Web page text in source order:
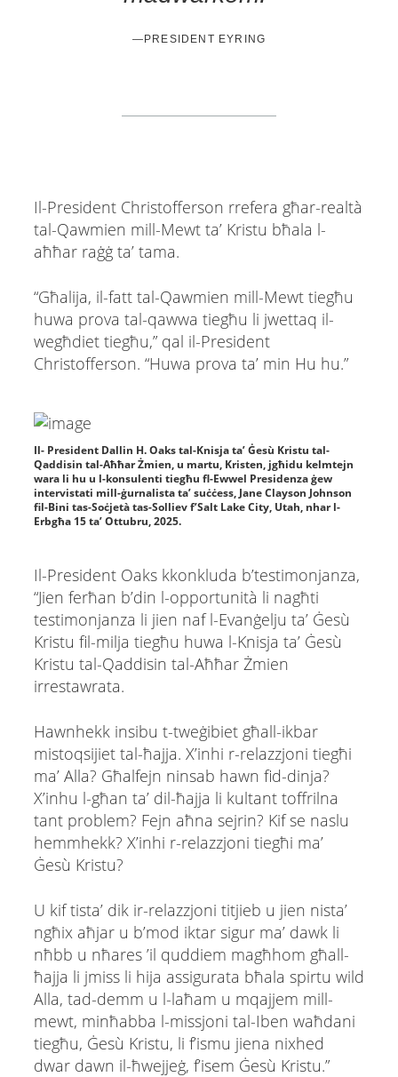
—PRESIDENT EYRING
Il-President Christofferson rrefera għar-realtà
tal-Qawmien mill-Mewt ta’ Kristu bħala l-
aħħar raġġ ta’ tama.
“Għalija, il-fatt tal-Qawmien mill-Mewt tiegħu
huwa prova tal-qawwa tiegħu li jwettaq il-
wegħdiet tiegħu,” qal il-President
Christofferson. “Huwa prova ta’ min Hu hu.”
Il- President Dallin H. Oaks tal-Knisja ta’ Ġesù Kristu tal-
Qaddisin tal-Aħħar Żmien, u martu, Kristen, jgħidu kelmtejn
wara li hu u l-konsulenti tiegħu fl-Ewwel Presidenza ġew
intervistati mill-ġurnalista ta’ suċċess, Jane Clayson Johnson
fil-Bini tas-Soċjetà tas-Solliev f’Salt Lake City, Utah, nhar l-
Erbgħa 15 ta’ Ottubru, 2025.
Il-President Oaks kkonkluda b’testimonjanza,
“Jien ferħan b’din l-opportunità li nagħti
testimonjanza li jien naf l-Evanġelju ta’ Ġesù
Kristu fil-milja tiegħu huwa l-Knisja ta’ Ġesù
Kristu tal-Qaddisin tal-Aħħar Żmien
irrestawrata.
Hawnhekk insibu t-tweġibiet għall-ikbar
mistoqsijiet tal-ħajja. X’inhi r-relazzjoni tiegħi
ma’ Alla? Għalfejn ninsab hawn fid-dinja?
X’inhu l-għan ta’ dil-ħajja li kultant toffrilna
tant problem? Fejn aħna sejrin? Kif se naslu
hemmhekk? X’inhi r-relazzjoni tiegħi ma’
Ġesù Kristu?
U kif tista’ dik ir-relazzjoni titjieb u jien nista’
ngħix aħjar u b’mod iktar sigur ma’ dawk li
nħbb u nħares ’il quddiem magħhom għall-
ħajja li jmiss li hija assigurata bħala spirtu wild
Alla, tad-demm u l-laħam u mqajjem mill-
mewt, minħabba l-missjoni tal-Iben waħdani
tiegħu, Ġesù Kristu, li f’ismu jiena nixhed
dwar dawn il-ħwejjeġ, f’isem Ġesù Kristu.”